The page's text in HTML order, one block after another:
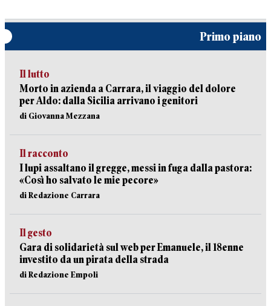
Primo piano
Il lutto
Morto in azienda a Carrara, il viaggio del dolore
per Aldo: dalla Sicilia arrivano i genitori
di Giovanna Mezzana
Il racconto
I lupi assaltano il gregge, messi in fuga dalla pastora:
«Così ho salvato le mie pecore»
di Redazione Carrara
Il gesto
Gara di solidarietà sul web per Emanuele, il 18enne
investito da un pirata della strada
di Redazione Empoli